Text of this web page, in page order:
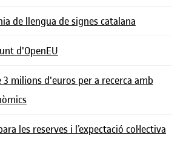
de llengua de signes catalana
d'OpenEU
3 milions d'euros per a recerca amb
les reserves i l’expectació col·lectiva